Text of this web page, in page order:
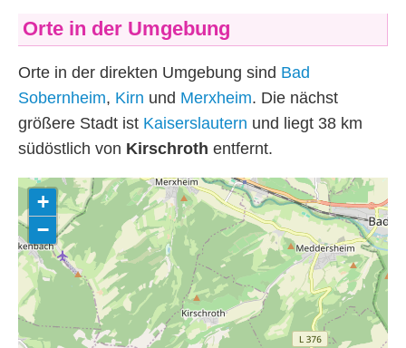
Orte in der Umgebung
Orte in der direkten Umgebung sind Bad
Sobernheim, Kirn und Merxheim. Die nächst
größere Stadt ist Kaiserslautern und liegt 38 km
südöstlich von Kirschroth entfernt.